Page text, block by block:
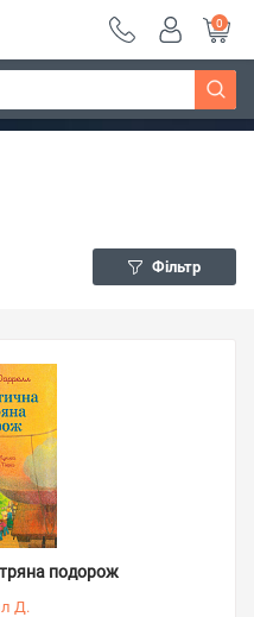
грн ~
Дізнатись більше
0
Фільтр
подорож
Д.